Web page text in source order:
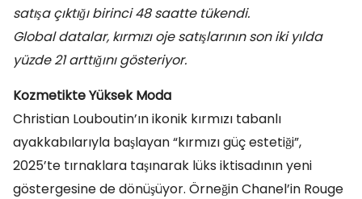
satışa çıktığı birinci 48 saatte tükendi.
Global datalar, kırmızı oje satışlarının son iki yılda
yüzde 21 arttığını gösteriyor.
Kozmetikte Yüksek Moda
Christian Louboutin’ın ikonik kırmızı tabanlı
ayakkabılarıyla başlayan “kırmızı güç estetiği”,
2025’te tırnaklara taşınarak lüks iktisadının yeni
göstergesine de dönüşüyor. Örneğin Chanel’in Rouge